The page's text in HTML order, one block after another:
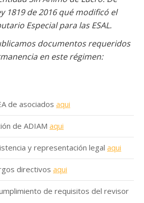
1819 de 2016 qué modificó el
Especial para las ESAL.
documentos requeridos
en este régimen:
de asociados aqui
de ADIAM aqui
y representación legal aqui
directivos aqui
de requisitos del revisor